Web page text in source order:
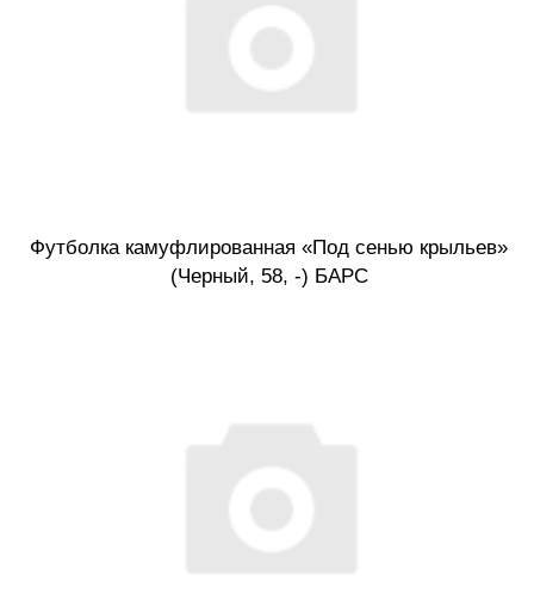
Футболка камуфлированная «Под сенью крыльев»
(Черный, 58, -) БАРС